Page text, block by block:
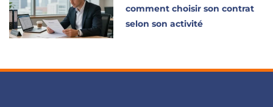
comment choisir son contrat
selon son activité